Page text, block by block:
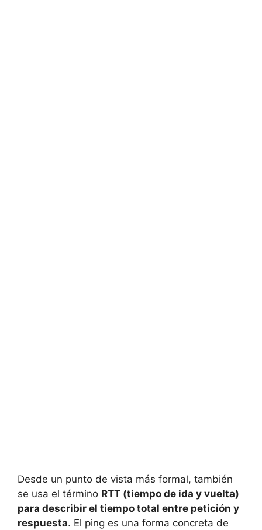
Desde un punto de vista más formal, también
se usa el término RTT (tiempo de ida y vuelta)
para describir el tiempo total entre petición y
respuesta. El ping es una forma concreta de